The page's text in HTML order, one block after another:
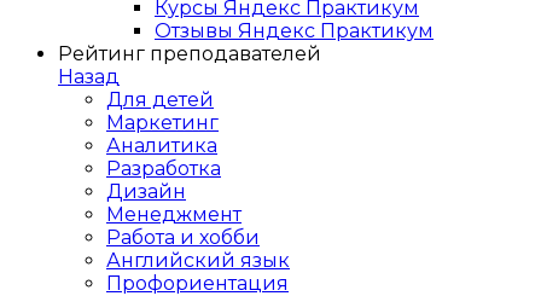
Курсы Яндекс Практикум
Отзывы Яндекс Практикум
Рейтинг преподавателей
Назад
Для детей
Маркетинг
Аналитика
Разработка
Дизайн
Менеджмент
Работа и хобби
Английский язык
Профориентация